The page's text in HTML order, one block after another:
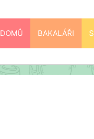
DOMŮ BAKALÁŘI